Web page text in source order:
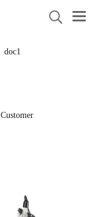
doc1
Customer